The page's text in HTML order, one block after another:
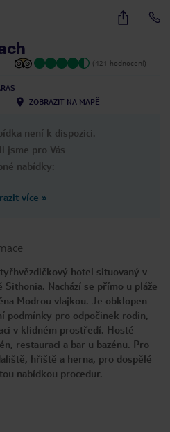
30
(421 hodnocení)
ZOBRAZIT NA MAPĚ
není k dispozici.
jsme pro Vás
nabídky:
více »
hotel situovaný v
Nachází se přímo u pláže
Modrou vlajkou. Je obklopen
podmínky pro odpočinek rodin,
v klidném prostředí. Hosté
restauraci a bar u bazénu. Pro
hřiště a herna, pro dospělé
nabídkou procedur.